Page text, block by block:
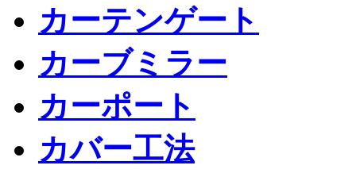
カーテンゲート
カーブミラー
カーポート
カバー工法